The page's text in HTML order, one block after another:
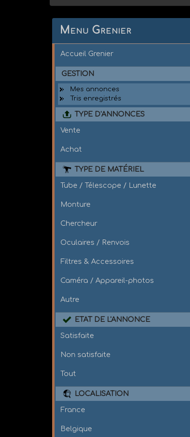
Menu Grenier
Accueil Grenier
GESTION
Mes annonces
Tris enregistrés
TYPE D'ANNONCES
Vente
Achat
TYPE DE MATÉRIEL
Tube / Télescope / Lunette
Monture
Chercheur
Oculaires / Renvois
Filtres & Accessoires
Caméra / Appareil-photos
Autre
ETAT DE L'ANNONCE
Satisfaite
Non satisfaite
Tout
LOCALISATION
France
Belgique